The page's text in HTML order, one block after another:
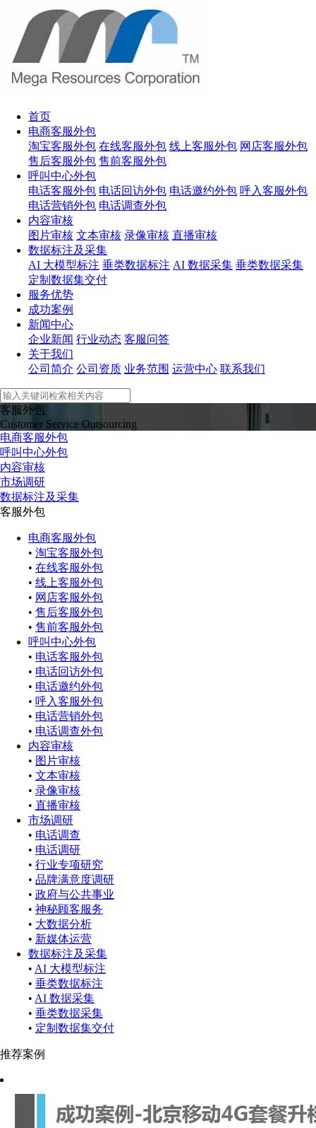
首页
电商客服外包
淘宝客服外包 在线客服外包 线上客服外包 网店客服外包
售后客服外包 售前客服外包
呼叫中心外包
电话客服外包 电话回访外包 电话邀约外包 呼入客服外包
电话营销外包 电话调查外包
内容审核
图片审核 文本审核 录像审核 直播审核
数据标注及采集
AI 大模型标注 垂类数据标注 AI 数据采集 垂类数据采集
定制数据集交付
服务优势
成功案例
新闻中心
企业新闻 行业动态 客服问答
关于我们
公司简介 公司资质 业务范围 运营中心 联系我们
客服外包
Customer Service Outsourcing
电商客服外包
呼叫中心外包
内容审核
市场调研
数据标注及采集
客服外包
电商客服外包
• 淘宝客服外包
• 在线客服外包
• 线上客服外包
• 网店客服外包
• 售后客服外包
• 售前客服外包
呼叫中心外包
• 电话客服外包
• 电话回访外包
• 电话邀约外包
• 呼入客服外包
• 电话营销外包
• 电话调查外包
内容审核
• 图片审核
• 文本审核
• 录像审核
• 直播审核
市场调研
• 电话调查
• 电话调研
• 行业专项研究
• 品牌满意度调研
• 政府与公共事业
• 神秘顾客服务
• 大数据分析
• 新媒体运营
数据标注及采集
• AI 大模型标注
• 垂类数据标注
• AI 数据采集
• 垂类数据采集
• 定制数据集交付
推荐案例